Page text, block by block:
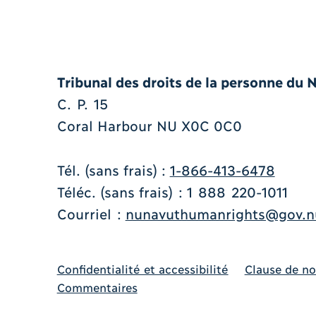
Tribunal des droits de la personne du
C. P. 15
Coral Harbour NU X0C 0C0
Tél. (sans frais) : 1-866-413-6478
Téléc. (sans frais) : 1 888 220-1011
Courriel :
Confidentialité et accessibilité
Clause de
Commentaires